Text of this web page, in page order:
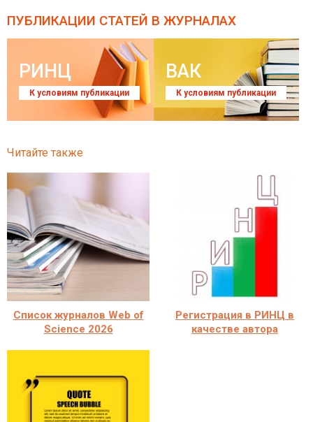
ПУБЛИКАЦИИ СТАТЕЙ В ЖУРНАЛАХ
РИНЦ
К условиям публикации
ВАК
К условиям публикации
Читайте также
Список журналов Web of
Science 2026
Регистрация в РИНЦ в
качестве автора